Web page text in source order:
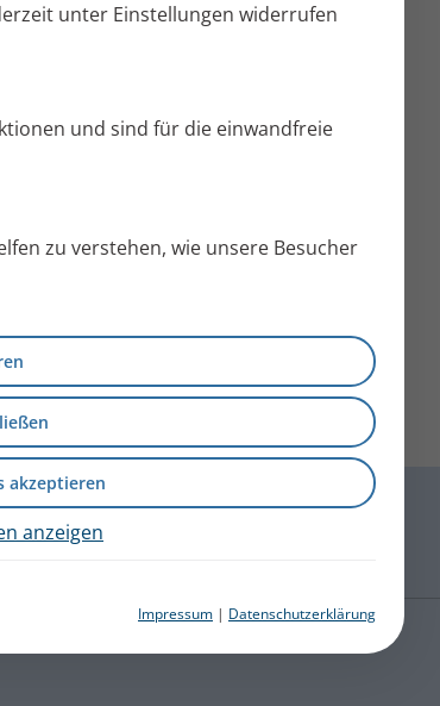
unter Einstellungen widerrufen
und sind für die einwandfreie
zu verstehen, wie unsere Besucher
akzeptieren
anzeigen
Impressum | Datenschutzerklärung